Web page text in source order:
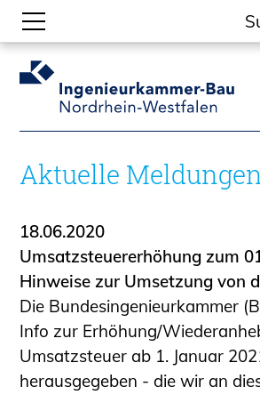
Gesellschaftliche Themen
Aktuelle Meldungen
Kein Ding ohne ING.
Willkommen bei der Kammer
Aufgaben
Gremien
Geschäftsstelle
Mitgliedschaft
Veranstaltungsformate
Unsere Publikationen
Aktuelle
18.06.2020
Umsatzsteuererhöhung zum
Hinweise zur Umsetzung von
Die Bundesingenieurkammer
Info zur Erhöhung/
Umsatzsteuer ab 1. Januar
herausgegeben - die wir an